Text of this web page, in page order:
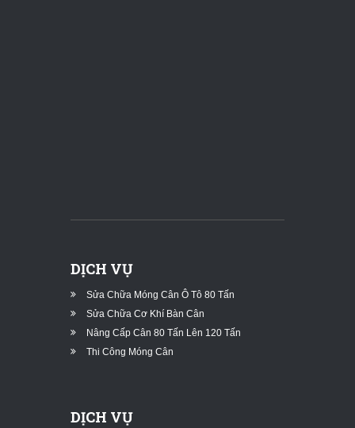
DỊCH VỤ
Sửa Chữa Móng Cân Ô Tô 80 Tấn
Sửa Chữa Cơ Khí Bàn Cân
Nâng Cấp Cân 80 Tấn Lên 120 Tấn
Thi Công Móng Cân
DỊCH VỤ